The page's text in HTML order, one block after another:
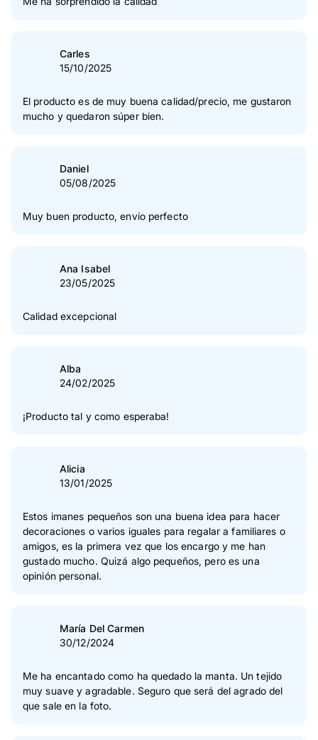
Carles
15/10/2025
El producto es de muy buena calidad/precio, me gustaron
mucho y quedaron súper bien.
Daniel
05/08/2025
Muy buen producto, envío perfecto
Ana Isabel
23/05/2025
Calidad excepcional
Alba
24/02/2025
¡Producto tal y como esperaba!
Alicia
13/01/2025
Estos imanes pequeños son una buena idea para hacer
decoraciones o varios iguales para regalar a familiares o
amigos, es la primera vez que los encargo y me han
gustado mucho. Quizá algo pequeños, pero es una
opinión personal.
María Del Carmen
30/12/2024
Me ha encantado como ha quedado la manta. Un tejido
muy suave y agradable. Seguro que será del agrado del
que sale en la foto.